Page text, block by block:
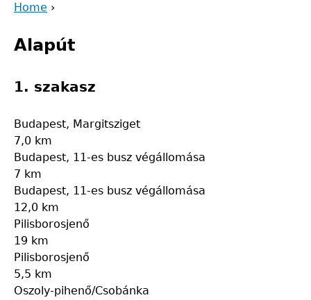
are
here
Home ›
to
Alapút
1. szakasz
Budapest, Margitsziget
7,0 km
Budapest, 11-es busz végállomása
7 km
Budapest, 11-es busz végállomása
12,0 km
Pilisborosjenő
19 km
Pilisborosjenő
5,5 km
Oszoly-pihenő/Csobánka